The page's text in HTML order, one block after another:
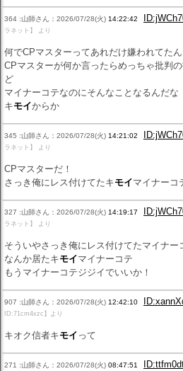
364 :山師さん：2026/07/28(火) 14:22:42
ラネット】 より
何でCPマスターってあれだけ嫌われてたん
CPマスターが何か言ったらめっちゃ批判
ど
マイナーコテなのにそんなことなるんだな
キモイからか
345 :山師さん：2026/07/28(火) 14:21:02
ラネット】 より
CPマスターだ！
さっき俺にレス付けてたキモイマイナーコ
327 :山師さん：2026/07/28(火) 14:19:17
ラネット】 より
そういやさっき俺にレス付けてたマイナー
なんか居たキモイマイナーコテ
もうマイナーコテジジイでいいか！
907 :山師さん：2026/07/28(火) 12:42:10
ID:71cm4xzc】より
キオク信者キモイ って
271 :山師さん：2026/07/28(火) 08:47:51